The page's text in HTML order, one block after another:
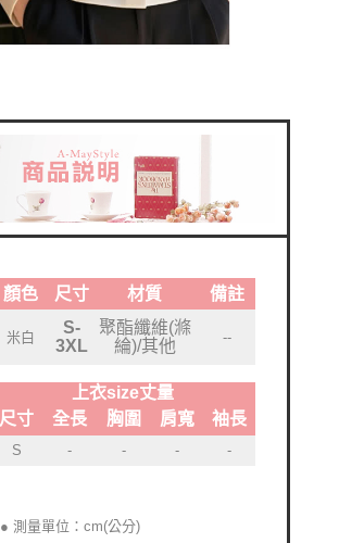
顏色 尺寸 材質 備註
米白
S-
3XL
聚酯纖維(滌
綸)/其他
--
上衣size丈量
尺寸
全長 胸圍 肩寬 袖長
S - - - -
● 測量單位：cm(公分)